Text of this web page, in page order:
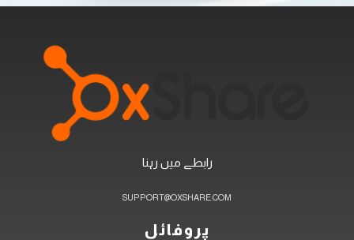
رابطے میں رہنا
SUPPORT@OXSHARE.COM
پروفائل